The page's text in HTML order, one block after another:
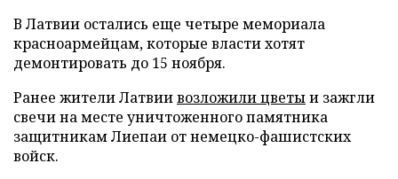
В Латвии остались еще четыре мемориала
красноармейцам, которые власти хотят
демонтировать до 15 ноября.
Ранее жители Латвиивозложили цветыи зажгли
свечи на месте уничтоженного памятника
защитникам Лиепаи от немецко-фашистских
войск.